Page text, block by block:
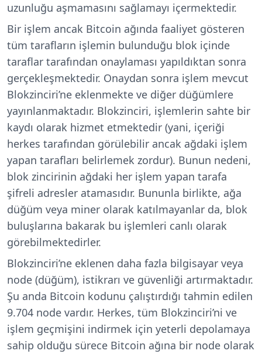
uzunluğu aşmamasını sağlamayı içermektedir.
Bir işlem ancak Bitcoin ağında faaliyet gösteren
tüm tarafların işlemin bulunduğu blok içinde
taraflar tarafından onaylaması yapıldıktan sonra
gerçekleşmektedir. Onaydan sonra işlem mevcut
Blokzinciri’ne eklenmekte ve diğer düğümlere
yayınlanmaktadır. Blokzinciri, işlemlerin sahte bir
kaydı olarak hizmet etmektedir (yani, içeriği
herkes tarafından görülebilir ancak ağdaki işlem
yapan tarafları belirlemek zordur). Bunun nedeni,
blok zincirinin ağdaki her işlem yapan tarafa
şifreli adresler atamasıdır. Bununla birlikte, ağa
düğüm veya miner olarak katılmayanlar da, blok
buluşlarına bakarak bu işlemleri canlı olarak
görebilmektedirler.
Blokzinciri’ne eklenen daha fazla bilgisayar veya
node (düğüm), istikrarı ve güvenliği artırmaktadır.
Şu anda Bitcoin kodunu çalıştırdığı tahmin edilen
9.704 node vardır. Herkes, tüm Blokzinciri’ni ve
işlem geçmişini indirmek için yeterli depolamaya
sahip olduğu sürece Bitcoin ağına bir node olarak